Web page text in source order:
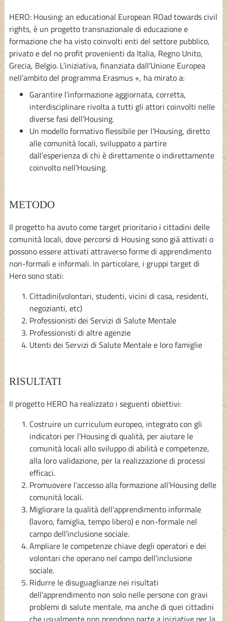
HERO: Housing: an educational European ROad towards civil
rights, è un progetto transnazionale di educazione e
formazione che ha visto coinvolti enti del settore pubblico,
privato e del no profit provenienti da Italia, Regno Unito,
Grecia, Belgio. L’iniziativa, finanziata dall’Unione Europea
nell’ambito del programma Erasmus +, ha mirato a:
Garantire l’informazione aggiornata, corretta,
interdisciplinare rivolta a tutti gli attori coinvolti nelle
diverse fasi dell’Housing.
Un modello formativo flessibile per l’Housing, diretto
alle comunità locali, sviluppato a partire
dall’esperienza di chi è direttamente o indirettamente
coinvolto nell’Housing.
METODO
Il progetto ha avuto come target prioritario i cittadini delle
comunità locali, dove percorsi di Housing sono già attivati o
possono essere attivati attraverso forme di apprendimento
non-formali e informali. In particolare, i gruppi target di
Hero sono stati:
Cittadini(volontari, studenti, vicini di casa, residenti,
negozianti, etc)
Professionisti dei Servizi di Salute Mentale
Professionisti di altre agenzie
Utenti dei Servizi di Salute Mentale e loro famiglie
RISULTATI
Il progetto HERO ha realizzato i seguenti obiettivi:
Costruire un curriculum europeo, integrato con gli
indicatori per l’Housing di qualità, per aiutare le
comunità locali allo sviluppo di abilità e competenze,
alla loro validazione, per la realizzazione di processi
efficaci.
Promuovere l’accesso alla formazione all’Housing delle
comunità locali.
Migliorare la qualità dell’apprendimento informale
(lavoro, famiglia, tempo libero) e non-formale nel
campo dell’inclusione sociale.
Ampliare le competenze chiave degli operatori e dei
volontari che operano nel campo dell’inclusione
sociale.
Ridurre le disuguaglianze nei risultati
dell’apprendimento non solo nelle persone con gravi
problemi di salute mentale, ma anche di quei cittadini